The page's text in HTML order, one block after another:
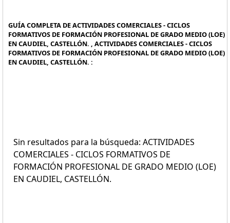
GUÍA COMPLETA DE ACTIVIDADES COMERCIALES - CICLOS
FORMATIVOS DE FORMACIÓN PROFESIONAL DE GRADO MEDIO (LOE)
EN CAUDIEL, CASTELLÓN. , ACTIVIDADES COMERCIALES - CICLOS
FORMATIVOS DE FORMACIÓN PROFESIONAL DE GRADO MEDIO (LOE)
EN CAUDIEL, CASTELLÓN. :
Sin resultados para la búsqueda: ACTIVIDADES
COMERCIALES - CICLOS FORMATIVOS DE
FORMACIÓN PROFESIONAL DE GRADO MEDIO (LOE)
EN CAUDIEL, CASTELLÓN.